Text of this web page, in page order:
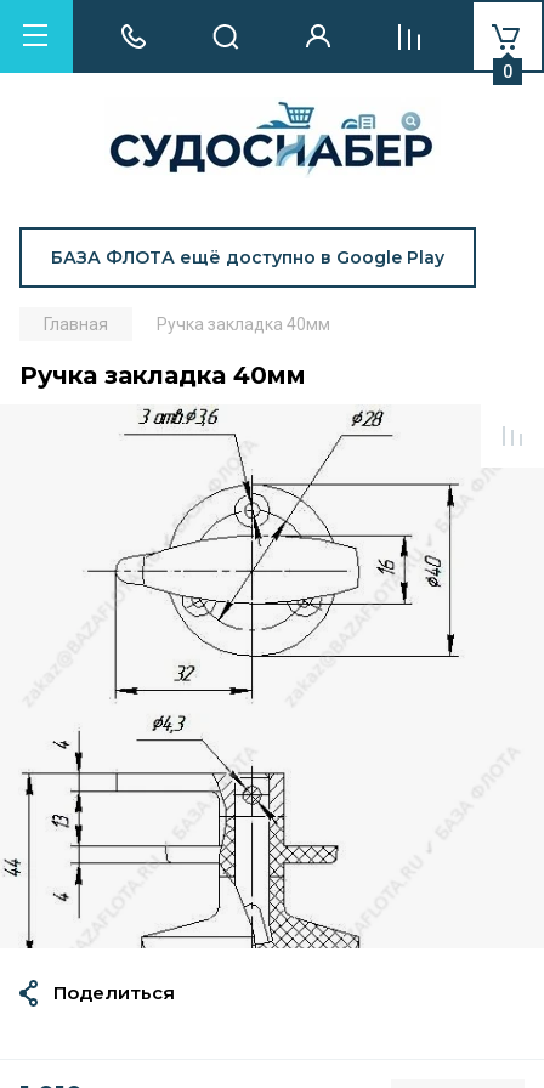
БАЗА ФЛОТА ещё доступно в Google Play
0
Главная Ручка закладка 40мм
Ручка закладка 40мм
Поделиться